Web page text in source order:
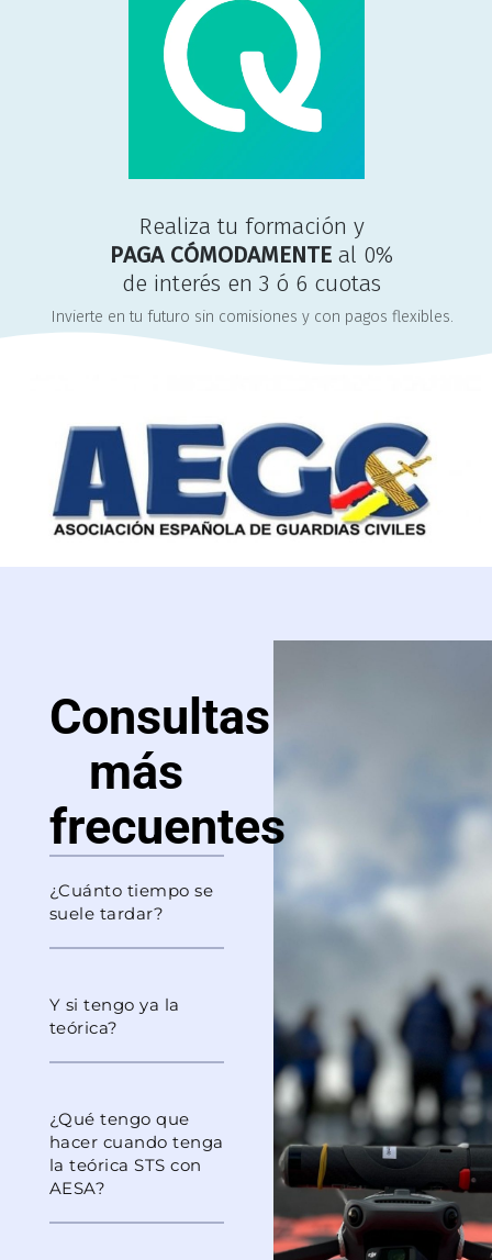
Realiza tu formación y
PAGA CÓMODAMENTE al 0%
de interés en 3 ó 6 cuotas
Invierte en tu futuro sin comisiones y con pagos flexibles.
Consultas
más
frecuentes
¿Cuánto tiempo se
suele tardar?
Y si tengo ya la
teórica?
¿Qué tengo que
hacer cuando tenga
la teórica STS con
AESA?